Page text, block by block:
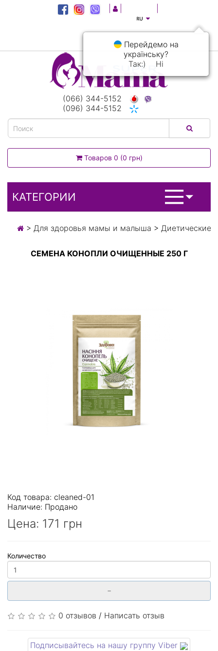
(066) 344-5152
(096) 344-5152
Товаров 0 (0 грн)
КАТЕГОРИИ
> Для здоровья мамы и малыша > Диетические
СЕМЕНА КОНОПЛИ ОЧИЩЕННЫЕ 250 Г
Код товара: cleaned-01
Наличие: Продано
Цена: 171 грн
Количество
-
0 отзывов / Написать отзыв
Подписывайтесь на нашу группу Viber
Перейдемо на
українську?
Так:)
Ні